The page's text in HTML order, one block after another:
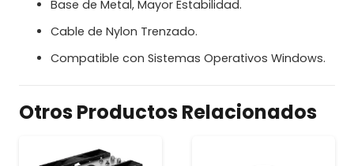
Base de Metal, Mayor Estabilidad.
Cable de Nylon Trenzado.
Compatible con Sistemas Operativos Windows.
Otros Productos Relacionados